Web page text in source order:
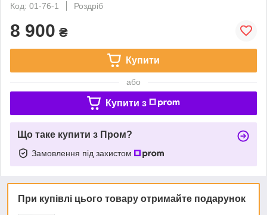
Код: 01-76-1
Роздріб
8 900 ₴
Купити
або
Купити з
Що таке купити з Пром?
Замовлення під захистом
При купівлі цього товару отримайте подарунок